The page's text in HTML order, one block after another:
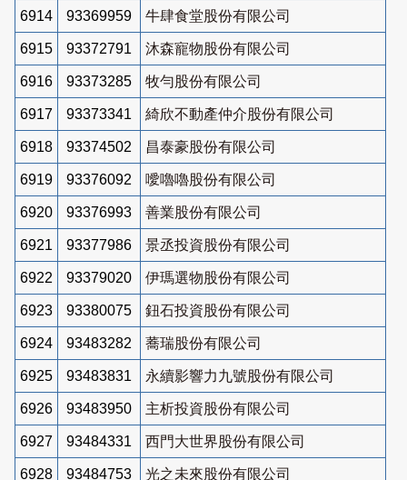
6914 93369959 牛肆食堂股份有限公司
6915 93372791 沐森寵物股份有限公司
6916 93373285 牧勻股份有限公司
6917 93373341 綺欣不動產仲介股份有限公司
6918 93374502 昌泰豪股份有限公司
6919 93376092 噯嚕嚕股份有限公司
6920 93376993 善業股份有限公司
6921 93377986 景丞投資股份有限公司
6922 93379020 伊瑪選物股份有限公司
6923 93380075 鈕石投資股份有限公司
6924 93483282 蕎瑞股份有限公司
6925 93483831 永續影響力九號股份有限公司
6926 93483950 主析投資股份有限公司
6927 93484331 西門大世界股份有限公司
6928 93484753 光之未來股份有限公司